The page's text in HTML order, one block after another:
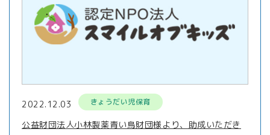
2022.12.03 きょうだい児保育
公益財団法人小林製薬青い鳥財団様より、助成いただき